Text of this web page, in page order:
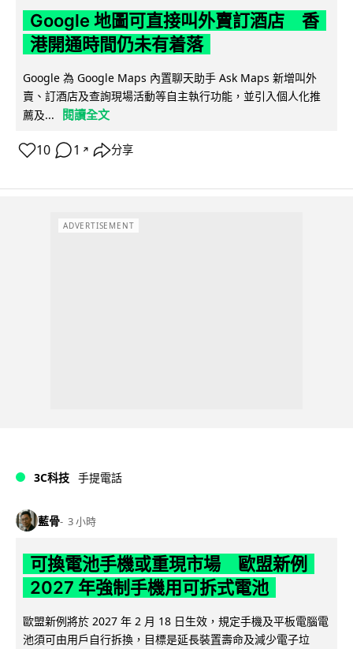
Google 地圖可直接叫外賣訂酒店 香
港開通時間仍未有着落
Google 為 Google Maps 內置聊天助手 Ask Maps 新增叫外
賣、訂酒店及查詢現場活動等自主執行功能，並引入個人化推
薦及...
閱讀全文
10 1 ↗ 分享
ADVERTISEMENT
3C科技 手提電話
藍骨 3 小時
可換電池手機或重現市場 歐盟新例
2027 年強制手機用可拆式電池
歐盟新例將於 2027 年 2 月 18 日生效，規定手機及平板電腦電
池須可由用戶自行拆換，目標是延長裝置壽命及減少電子垃